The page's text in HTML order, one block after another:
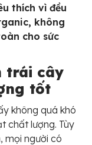
thích vì đều
không
cho sức
trái cây
tốt
không quá khó
chất lượng. Tùy
mọi người có